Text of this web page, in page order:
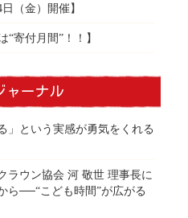
（金）開催】
“寄付月間”！！】
ャーナル
」という実感が勇気をくれる
ラウン協会 河 敬世 理事長に
ら──“こども時間”が広がる